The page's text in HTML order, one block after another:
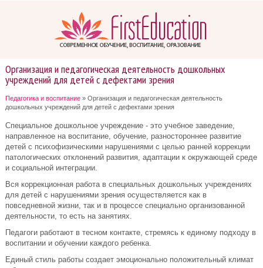
Организация и педагогическая деятельность дошкольных
учреждений для детей с дефектами зрения
Педагогика и воспитание » Организация и педагогическая деятельность
дошкольных учреждений для детей с дефектами зрения
Специальное дошкольное учреждение - это учебное заведение,
направленное на воспитание, обучение, разностороннее развитие
детей с психофизическими нарушениями с целью ранней коррекции
патологических отклонений развития, адаптации к окружающей среде
и социальной интеграции.
Вся коррекционная работа в специальных дошкольных учреждениях
для детей с нарушениями зрения осуществляется как в
повседневной жизни, так и в процессе специально организованной
деятельности, то есть на занятиях.
Педагоги работают в тесном контакте, стремясь к единому подходу в
воспитании и обучении каждого ребенка.
Единый стиль работы создает эмоционально положительный климат